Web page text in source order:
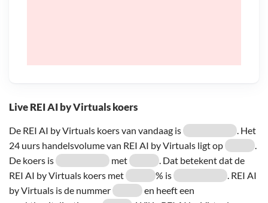
Live REI AI by Virtuals koers
De REI AI by Virtuals koers van vandaag is
. Het
24 uurs handelsvolume van REI AI by Virtuals ligt op
.
De koers is
met
. Dat betekent dat de
REI AI by Virtuals koers met
% is
. REI AI
by Virtuals is de nummer
en heeft een